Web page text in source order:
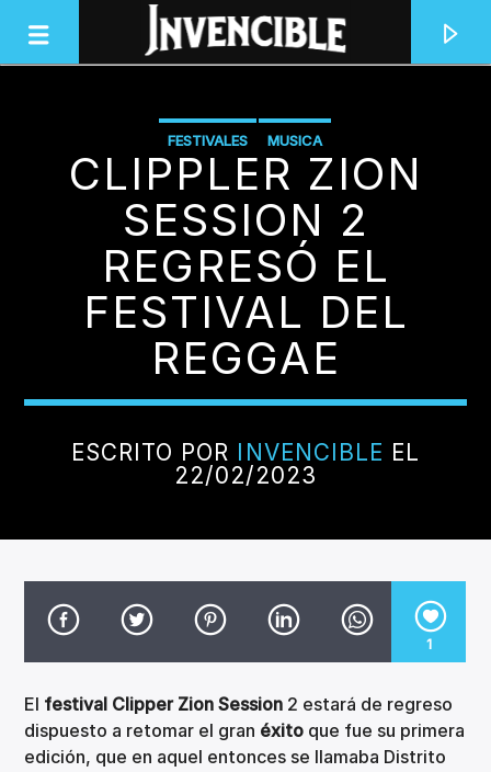
INVENCIBLE RADIO
JUNTOS SOMOS INVENCIBLES
Invencible Radio
FESTIVALES MUSICA
CLIPPLER ZION
SESSION 2
REGRESÓ EL
FESTIVAL DEL
REGGAE
ESCRITO POR INVENCIBLE EL
22/02/2023
1
El festival Clipper Zion Session 2 estará de regreso
dispuesto a retomar el gran éxito que fue su primera
edición, que en aquel entonces se llamaba Distrito